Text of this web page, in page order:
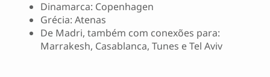
Dinamarca: Copenhagen
Grécia: Atenas
De Madri, também com conexões para:
Marrakesh, Casablanca, Tunes e Tel Aviv